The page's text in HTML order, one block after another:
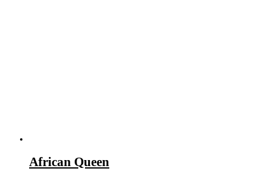
African Queen